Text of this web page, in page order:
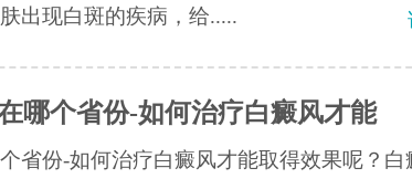
出现白斑的疾病，给.....
哪个省份-如何治疗白癜风才能
省份-如何治疗白癜风才能取得效果呢？白